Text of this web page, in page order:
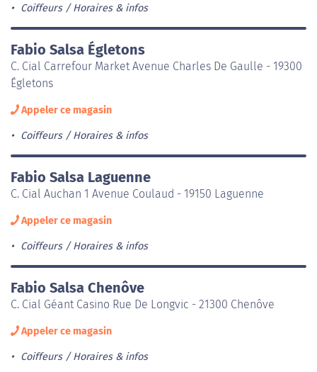
Coiffeurs Horaires & infos
Fabio Salsa Égletons
C. Cial Carrefour Market Avenue Charles De Gaulle - 19300
Égletons
Appeler ce magasin
Coiffeurs Horaires & infos
Fabio Salsa Laguenne
C. Cial Auchan 1 Avenue Coulaud - 19150 Laguenne
Appeler ce magasin
Coiffeurs Horaires & infos
Fabio Salsa Chenôve
C. Cial Géant Casino Rue De Longvic - 21300 Chenôve
Appeler ce magasin
Coiffeurs Horaires & infos